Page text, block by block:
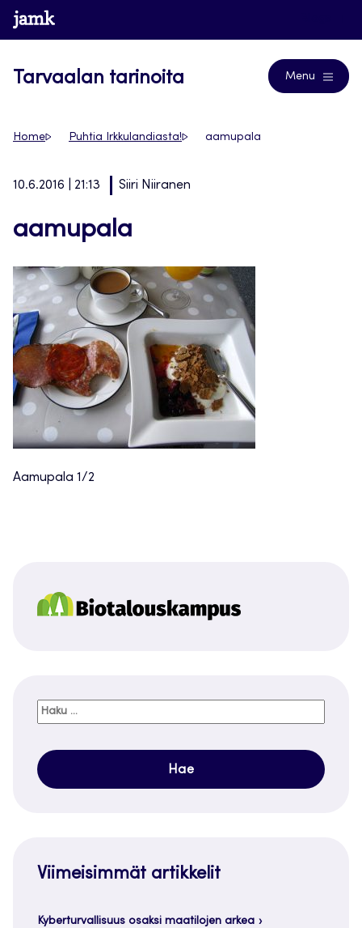
Siirry
suoraan
www.jamk.fi
Tarvaalan tarinoita Menu
Home Puhtia Irkkulandiasta! aamupala
10.6.2016 | 21:13 Siiri Niiranen
aamupala
Aamupala 1/2
Haku:
Viimeisimmät artikkelit
Kyberturvallisuus osaksi maatilojen arkea